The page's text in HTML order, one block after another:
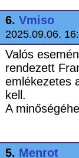
6. Vmiso
2025.09.06.
Valós
rendezett
emlékezetes
kell.
A
5. Menrot